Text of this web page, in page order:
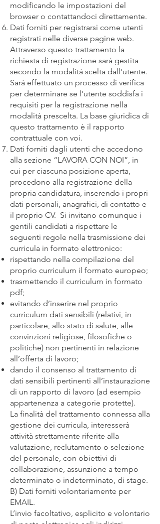
modificando le impostazioni del
browser o contattandoci direttamente.
Dati forniti per registrarsi come utenti
registrati nelle diverse pagine web.
Attraverso questo trattamento la
richiesta di registrazione sarà gestita
secondo la modalità scelta dall'utente.
Sarà effettuato un processo di verifica
per determinare se l'utente soddisfa i
requisiti per la registrazione nella
modalità prescelta. La base giuridica di
questo trattamento è il rapporto
contrattuale con voi.
Dati forniti dagli utenti che accedono
alla sezione “LAVORA CON NOI”, in
cui per ciascuna posizione aperta,
procedono alla registrazione della
propria candidatura, inserendo i propri
dati personali, anagrafici, di contatto e
il proprio CV. Si invitano comunque i
gentili candidati a rispettare le
seguenti regole nella trasmissione dei
curricula in formato elettronico:
rispettando nella compilazione del
proprio curriculum il formato europeo;
trasmettendo il curriculum in formato
pdf;
evitando d’inserire nel proprio
curriculum dati sensibili (relativi, in
particolare, allo stato di salute, alle
convinzioni religiose, filosofiche o
politiche) non pertinenti in relazione
all’offerta di lavoro;
dando il consenso al trattamento di
dati sensibili pertinenti all’instaurazione
di un rapporto di lavoro (ad esempio
appartenenza a categorie protette).
La finalità del trattamento connessa alla
gestione dei curricula, interesserà
attività strettamente riferite alla
valutazione, reclutamento o selezione
del personale, con obiettivi di
collaborazione, assunzione a tempo
determinato o indeterminato, di stage.
B) Dati forniti volontariamente per
EMAIL.
L’invio facoltativo, esplicito e volontario